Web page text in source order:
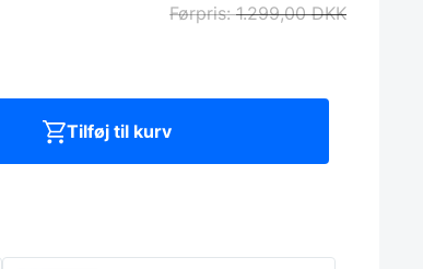
1.299,00DKK
Tilføj til kurv